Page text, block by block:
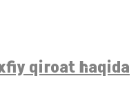
qiroat haqida